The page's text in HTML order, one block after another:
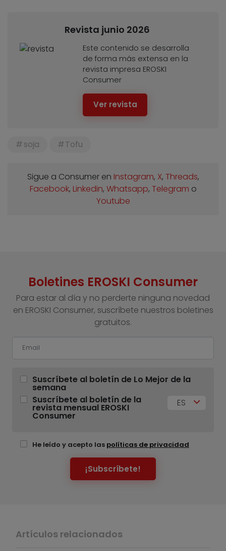
Revista junio 2026
Este contenido se desarrolla
de forma más extensa en la
revista impresa EROSKI
Consumer
Ver revista
soja Tofu
Sigue a Consumer en Instagram, X, Threads,
Facebook, Linkedin, Whatsapp, Telegram o
Youtube
Boletines EROSKI Consumer
Para estar al día y no perderte ninguna novedad
en EROSKI Consumer, suscríbete nuestros boletines
gratuitos.
Suscríbete al boletín de Lo Mejor de la
semana
Suscríbete al boletín de la
revista mensual EROSKI
Consumer
ES
He leído y acepto las políticas de privacidad
¡Subscríbete!
Artículos relacionados